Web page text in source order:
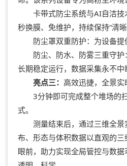
卡带式防尘系统与AI自洁技
秒换膜、免维护，持续保持“清晰
防尘罩双重防护：为设备提
防尘、防水、防雾三重守护
长期稳定运行，数据采集永不中
亮点三： 高效迅捷，全景实
3分钟即可完成整个堆场的
式。
测量结束后，通过三维全景
布、形态与体积数据以直观的
眼前，助力实现全局管控与数